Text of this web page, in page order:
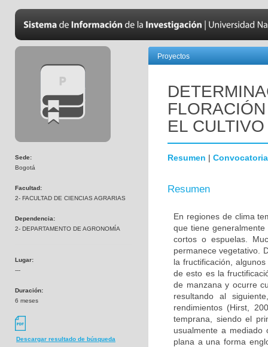
Sede:
Bogotá
Facultad:
2- FACULTAD DE CIENCIAS AGRARIAS
Dependencia:
2- DEPARTAMENTO DE AGRONOMÍA
Lugar:
---
Duración:
6 meses
Descargar resultado de búsqueda
Proyectos
EL
Resumen | Convocatoria
Resumen
En regiones de clima
que tiene
cortos o espuelas.
permanece vegetativo.
la fructificación,
de esto es la
de manzana y ocurre
resultando al
rendimientos (Hirst,
temprana, siendo el
usualmente a
plana a una forma